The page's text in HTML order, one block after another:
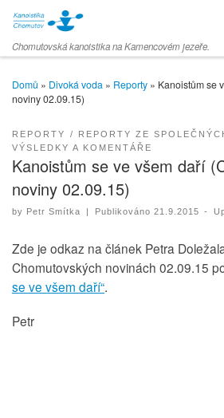
Skip to content
Chomutovská kanoistika na Kamencovém jezeře.
Domů » Divoká voda » Reporty » Kanoistům se
noviny 02.09.15)
REPORTY
REPORTY ZE
VÝSLEDKY A KOMENTÁŘE
Kanoistům se ve všem daří
noviny 02.09.15)
by Petr Smítka | Publikováno 21.9.2015 -
Zde je odkaz na článek Petra
Chomutovských novinách 02.09.15
se ve všem daří“.
Petr